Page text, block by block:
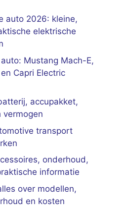
auto 2026: kleine,
elektrische
Mustang Mach-E,
Capri Electric
accupakket,
vermogen
transport
onderhoud,
informatie
over modellen,
en kosten